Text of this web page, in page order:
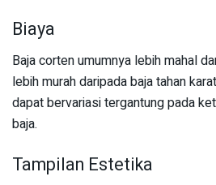
Biaya
Baja corten umumnya lebih mahal
lebih murah daripada baja tahan
dapat bervariasi tergantung pada
baja.
Tampilan Estetika